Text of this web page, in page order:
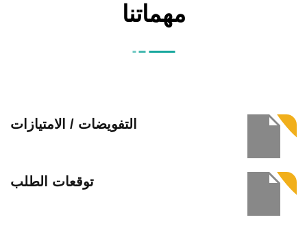
مهماتنا
التفويضات / الامتيازات
توقعات الطلب